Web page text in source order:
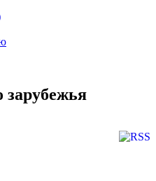
зарубежья